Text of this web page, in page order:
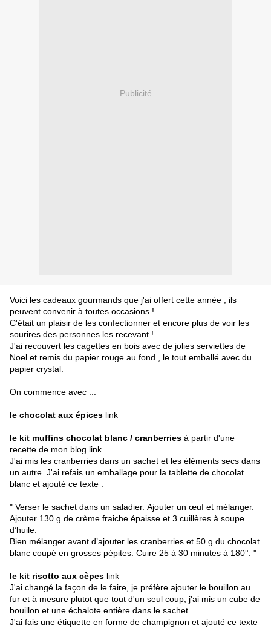
Publicité
Voici les cadeaux gourmands que j'ai offert cette année , ils
peuvent convenir à toutes occasions !
C'était un plaisir de les confectionner et encore plus de voir les
sourires des personnes les recevant !
J'ai recouvert les cagettes en bois avec de jolies serviettes de
Noel et remis du papier rouge au fond , le tout emballé avec du
papier crystal.
On commence avec ...
le chocolat aux épices link
le kit muffins chocolat blanc / cranberries à partir d'une
recette de mon blog link
J'ai mis les cranberries dans un sachet et les éléments secs dans
un autre. J'ai refais un emballage pour la tablette de chocolat
blanc et ajouté ce texte :
" Verser le sachet dans un saladier. Ajouter un œuf et mélanger.
Ajouter 130 g de crème fraiche épaisse et 3 cuillères à soupe
d’huile.
Bien mélanger avant d’ajouter les cranberries et 50 g du chocolat
blanc coupé en grosses pépites. Cuire 25 à 30 minutes à 180°. "
le kit risotto aux cèpes link
J'ai changé la façon de le faire, je préfère ajouter le bouillon au
fur et à mesure plutot que tout d'un seul coup, j'ai mis un cube de
bouillon et une échalote entière dans le sachet.
J'ai fais une étiquette en forme de champignon et ajouté ce texte